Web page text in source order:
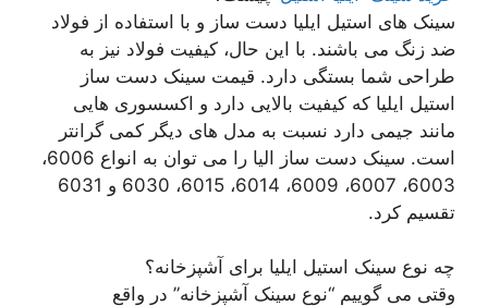
سینک های استیل ایلیا دست ساز و با استفاده از فولاد
ضد زنگ می باشند. با این حال، کیفیت فولاد نیز به
طراحی شما بستگی دارد. قیمت سینک دست ساز
استیل ایلیا که کیفیت بالایی دارد و اکسسوری هایی
مانند جیمی دارد نسبت به مدل های دیگر کمی گرانتر
است. سینک دست ساز الیا را می توان به انواع 6006،
6003، 6007، 6009، 6014، 6015، 6030 و 6031
تقسیم کرد.
چه نوع سینک استیل ایلیا برای آشپزخانه؟
وقتی می گوییم “نوع سینک آشپزخانه” در واقع